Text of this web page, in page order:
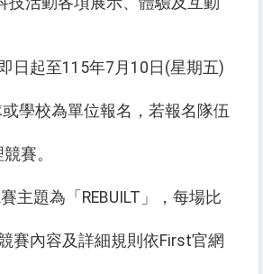
日起至115年7月10日(星期五)
學校為單位報名，若報名隊伍
賽。
主題為「REBUILT」，每場比
賽內容及詳細規則依First官網